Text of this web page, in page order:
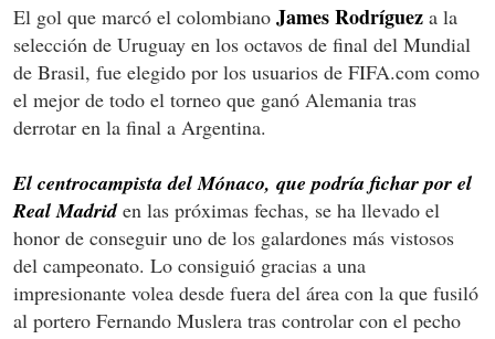
El gol que marcó el colombiano James Rodríguez a la
selección de Uruguay en los octavos de final del Mundial
de Brasil, fue elegido por los usuarios de FIFA.com como
el mejor de todo el torneo que ganó Alemania tras
derrotar en la final a Argentina.
El centrocampista del Mónaco, que podría fichar por el
Real Madriden las próximas fechas, se ha llevado el
honor de conseguir uno de los galardones más vistosos
del campeonato. Lo consiguió gracias a una
impresionante volea desde fuera del área con la que fusiló
al portero Fernando Muslera tras controlar con el pecho